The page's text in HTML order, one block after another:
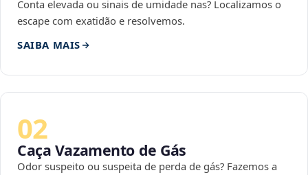
Conta elevada ou sinais de umidade nas? Localizamos o
escape com exatidão e resolvemos.
SAIBA MAIS
02
Caça Vazamento de Gás
Odor suspeito ou suspeita de perda de gás? Fazemos a